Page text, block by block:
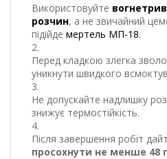
Використовуйте
розчин, а не звичайний
підійде мертель МП-18.
Перед кладкою злегка
уникнути швидкого
Не допускайте надлишку
знижує термостійкість.
Після завершення робіт
просохнути не менше 48